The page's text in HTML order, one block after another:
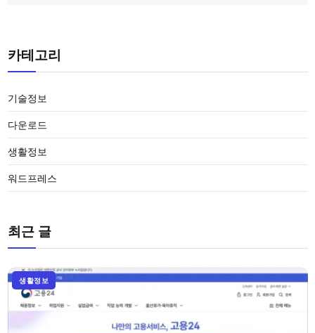
카테고리
기술정보
다운로드
생활정보
워드프레스
최근 글
생활정보